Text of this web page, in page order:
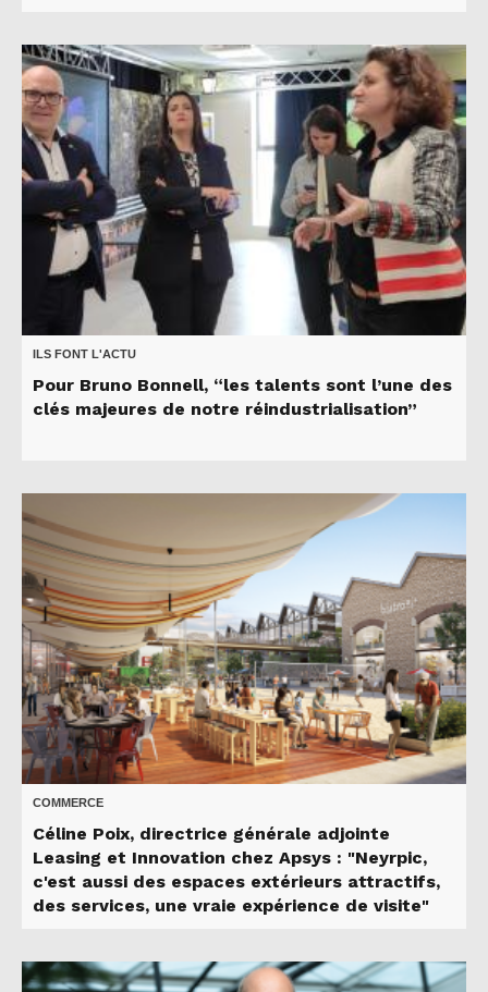
ILS FONT L'ACTU
Pour Bruno Bonnell, “les talents sont l’une des
clés majeures de notre réindustrialisation”
COMMERCE
Céline Poix, directrice générale adjointe
Leasing et Innovation chez Apsys : "Neyrpic,
c'est aussi des espaces extérieurs attractifs,
des services, une vraie expérience de visite"